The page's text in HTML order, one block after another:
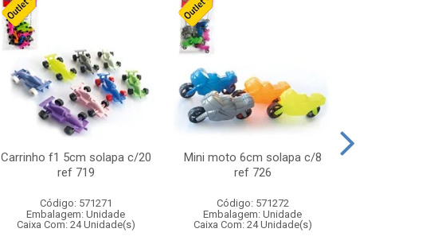
Carrinho f1 5cm solapa c/20
ref 719
Código: 571271
Embalagem: Unidade
Caixa Com: 24 Unidade(s)
Mini moto 6cm solapa c/8
ref 726
Código: 571272
Embalagem: Unidade
Caixa Com: 24 Unidade(s)